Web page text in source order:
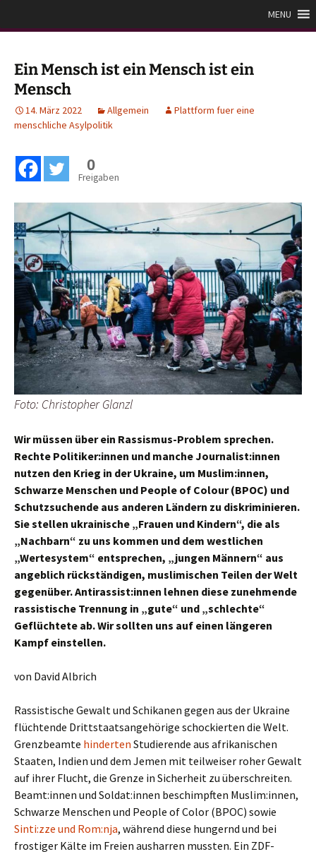
Inhaltmenschliche Asylpolitik
MENU
Ein Mensch ist ein Mensch ist ein
Mensch
14. März 2022 Allgemein
Plattform fuer eine
menschliche Asylpolitik
0
Freigaben
Foto: Christopher Glanzl
Wir müssen über ein Rassismus-Problem sprechen.
Rechte Politiker:innen und manche Journalist:innen
nutzen den Krieg in der Ukraine, um Muslim:innen,
Schwarze Menschen und People of Colour (BPOC) und
Schutzsuchende aus anderen Ländern zu diskriminieren.
Sie stellen ukrainische „Frauen und Kindern“, die als
„Nachbarn“ zu uns kommen und dem westlichen
„Wertesystem“ entsprechen, „jungen Männern“ aus
angeblich rückständigen, muslimischen Teilen der Welt
gegenüber. Antirassist:innen lehnen diese zunehmende
rassistische Trennung in „gute“ und „schlechte“
Geflüchtete ab. Wir sollten uns auf einen längeren
Kampf einstellen.
von David Albrich
Rassistische Gewalt und Schikanen gegen aus der Ukraine
flüchtende Drittstaatsangehörige schockierten die Welt.
Grenzbeamte hinderten Studierende aus afrikanischen
Staaten, Indien und dem Jemen mit teilweiser roher Gewalt
auf ihrer Flucht, die Grenze in Sicherheit zu überschreiten.
Beamt:innen und Soldat:innen beschimpften Muslim:innen,
Schwarze Menschen und People of Color (BPOC) sowie
Sinti:zze und Rom:nja, während diese hungernd und bei
frostiger Kälte im Freien ausharren mussten. Ein ZDF-